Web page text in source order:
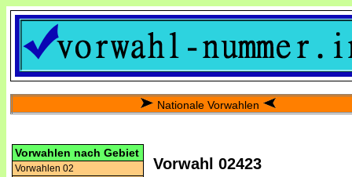
Nationale Vorwahlen
Vorwahlen nach Gebiet
Vorwahlen 02
Vorwahl 02423